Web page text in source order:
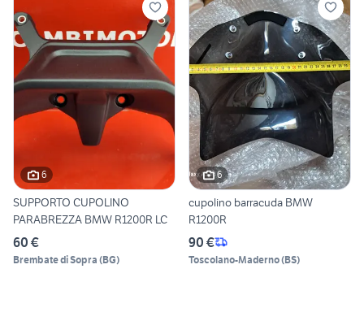
6
SUPPORTO CUPOLINO
PARABREZZA BMW R1200R LC
60 €
Brembate di Sopra (BG)
6
cupolino barracuda BMW
R1200R
90 €
Toscolano-Maderno(BS)